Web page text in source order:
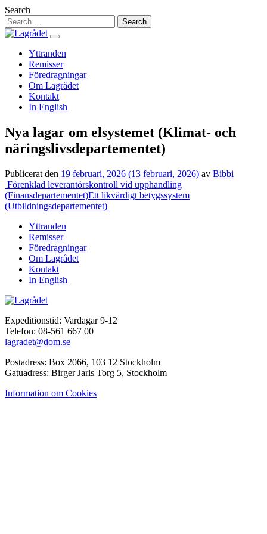
Hoppa
till
innehåll
Search
Yttranden
Remisser
Föredragningar
Om Lagrådet
Kontakt
In English
Nya lagar om elsystemet (Klimat- och
näringslivsdepartementet)
Publicerat den 19 februari, 2026 (13 februari, 2026) av Bibbi
Inläggsnavigering
Förenklad leverantörskontroll vid upphandling
(Finansdepartementet)Ett likvärdigt betygssystem
(Utbildningsdepartementet)
Yttranden
Remisser
Föredragningar
Om Lagrådet
Kontakt
In English
Expeditionstid: Vardagar 9-12
Telefon: 08-561 667 00
lagradet@dom.se
Postadress: Box 2066, 103 12 Stockholm
Gatuadress: Birger Jarls Torg 5, Stockholm
Information om Cookies